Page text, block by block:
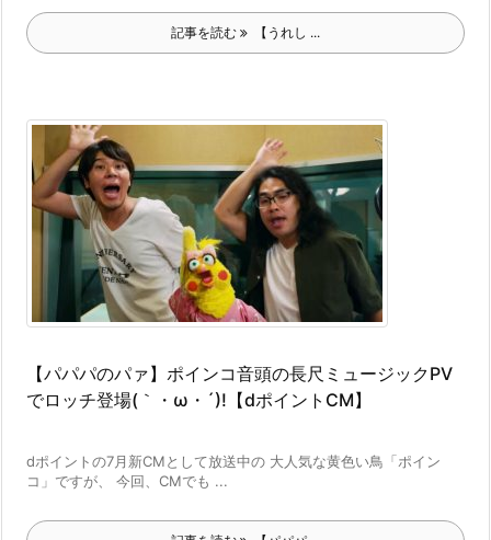
記事を読む 【うれし ...
【パパパのパァ】ポインコ音頭の長尺ミュージックPV
でロッチ登場(｀・ω・´)!【dポイントCM】
dポイントの7月新CMとして放送中の 大人気な黄色い鳥「ポイン
コ」ですが、 今回、CMでも ...